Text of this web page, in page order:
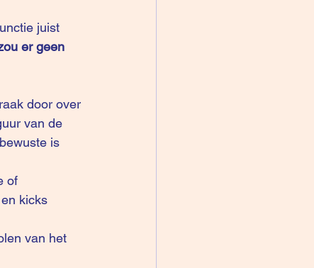
juist
er geen
door over
van de
is
of
kicks
van het